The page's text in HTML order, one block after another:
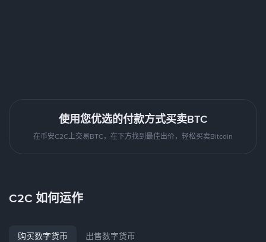
使用您优选的付款方式买卖BTC
在币安C2C上交易BTC，在下方找到最佳出价，轻松买卖Bitcoin
C2C 如何运作
购买数字货币 出售数字货币